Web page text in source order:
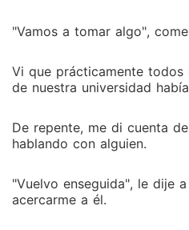
"Vamos a tomar algo",
Vi que prácticamente todos
de nuestra universidad
De repente, me di cuenta
hablando con alguien.
"Vuelvo enseguida", le dije
acercarme a él.